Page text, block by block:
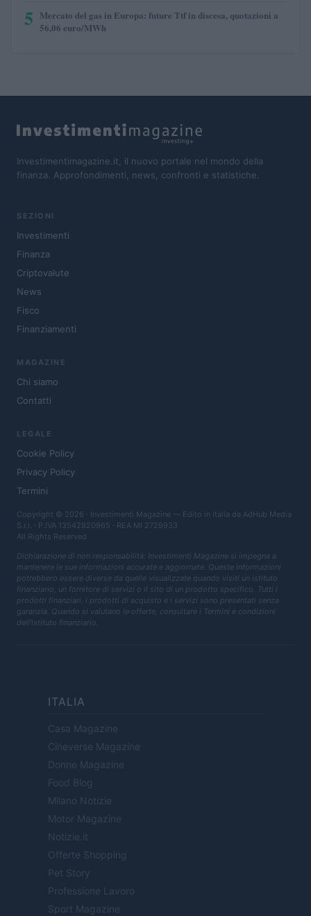
5 Mercato del gas in Europa: future Ttf in discesa, quotazioni a
56,06 euro/MWh
Investimentimagazine.it, il nuovo portale nel mondo della
finanza. Approfondimenti, news, confronti e statistiche.
SEZIONI
Investimenti
Finanza
Criptovalute
News
Fisco
Finanziamenti
MAGAZINE
Chi siamo
Contatti
LEGALE
Cookie Policy
Privacy Policy
Termini
Copyright © 2026 · Investimenti Magazine — Edito in Italia da AdHub Media
S.r.l. · P.IVA 13542920965 · REA MI 2729933
All Rights Reserved
Dichiarazione di non responsabilità: Investimenti Magazine si impegna a
mantenere le sue informazioni accurate e aggiornate. Queste informazioni
potrebbero essere diverse da quelle visualizzate quando visiti un istituto
finanziario, un fornitore di servizi o il sito di un prodotto specifico. Tutti i
prodotti finanziari, i prodotti di acquisto e i servizi sono presentati senza
garanzia. Quando si valutano le offerte, consultare i Termini e condizioni
dell'istituto finanziario.
ITALIA
Casa Magazine
Cineverse Magazine
Donne Magazine
Food Blog
Milano Notizie
Motor Magazine
Notizie.it
Offerte Shopping
Pet Story
Professione Lavoro
Sport Magazine